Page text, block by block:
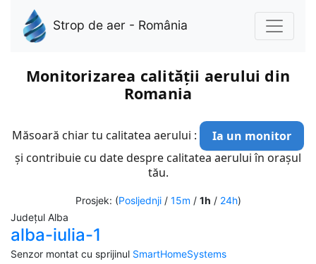
Strop de aer - România
Monitorizarea calității aerului din
Romania
Măsoară chiar tu calitatea aerului :
Ia un monitor
și contribuie cu date despre calitatea aerului în orașul
tău.
Prosjek: (Posljednji/ 15m / 1h / 24h)
Județul Alba
alba-iulia-1
Senzor montat cu sprijinul SmartHomeSystems